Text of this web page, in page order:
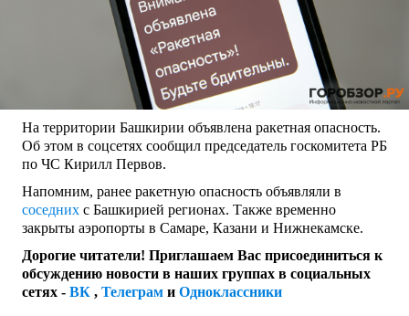
На территории Башкирии объявлена ракетная опасность.
Об этом в соцсетях сообщил председатель госкомитета РБ
по ЧС Кирилл Первов.
Напомним, ранее ракетную опасность объявляли в
соседних с Башкирией регионах. Также временно
закрыты аэропорты в Самаре, Казани и Нижнекамске.
Дорогие читатели! Приглашаем Вас присоединиться к
обсуждению новости в наших группах в социальных
сетях - ВК , Телеграм и Одноклассники